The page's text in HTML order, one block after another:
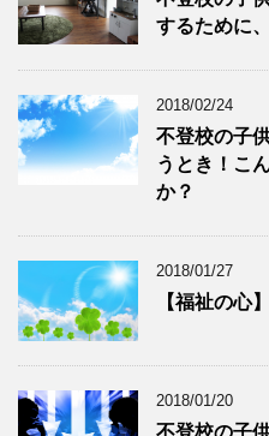
するために
2018/02/24
不登校の子
うとき！こ
か？
2018/01/27
【福祉の心
2018/01/20
不登校の子